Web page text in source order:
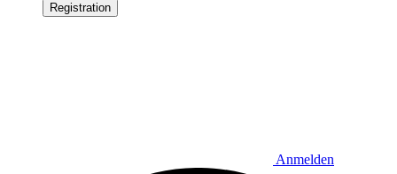
Registration
Anmelden